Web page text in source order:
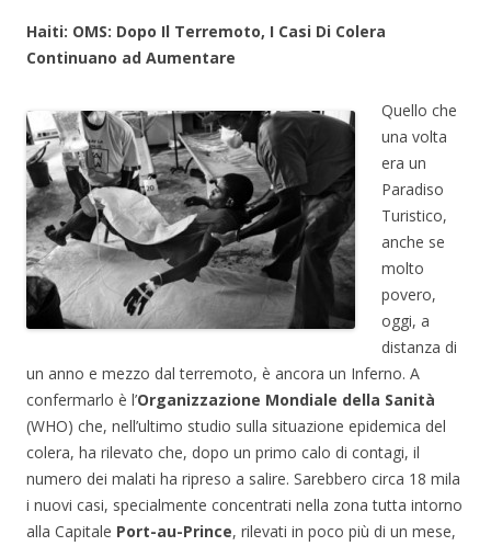
Haiti: OMS: Dopo Il Terremoto, I Casi Di Colera
Continuano ad Aumentare
Quello che
una volta
era un
Paradiso
Turistico,
anche se
molto
povero,
oggi, a
distanza di
un anno e mezzo dal terremoto, è ancora un Inferno. A
confermarlo è l’Organizzazione Mondiale della Sanità
(WHO) che, nell’ultimo studio sulla situazione epidemica del
colera, ha rilevato che, dopo un primo calo di contagi, il
numero dei malati ha ripreso a salire. Sarebbero circa 18 mila
i nuovi casi, specialmente concentrati nella zona tutta intorno
alla Capitale Port-au-Prince, rilevati in poco più di un mese,